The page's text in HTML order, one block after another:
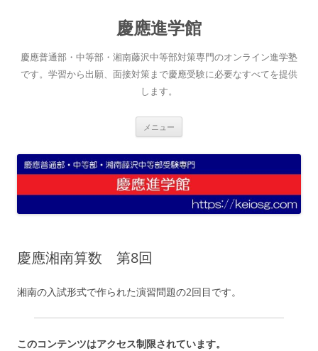
へ
ス
キ
慶應進学館
慶應普通部・中等部・湘南藤沢中等部対策専門のオンライン進学塾
です。学習から出願、面接対策まで慶應受験に必要なすべてを提供
します。
メニュー
慶應湘南算数 第8回
湘南の入試形式で作られた演習問題の2回目です。
このコンテンツはアクセス制限されています。